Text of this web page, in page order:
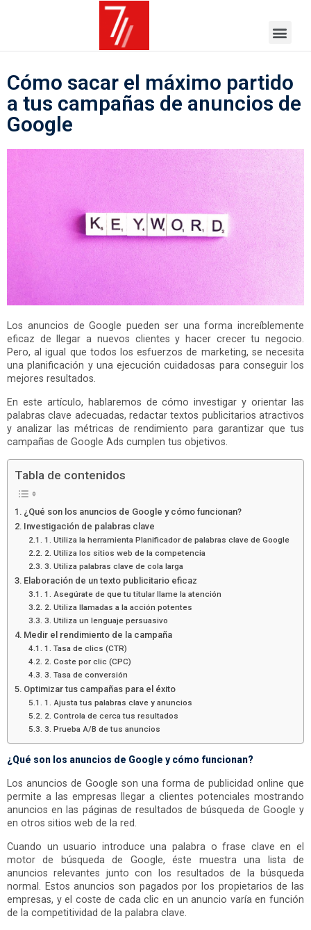
Cómo sacar el máximo partido
a tus campañas de anuncios de
Google
Los anuncios de Google pueden ser una forma increíblemente
eficaz de llegar a nuevos clientes y hacer crecer tu negocio.
Pero, al igual que todos los esfuerzos de marketing, se necesita
una planificación y una ejecución cuidadosas para conseguir los
mejores resultados.
En este artículo, hablaremos de cómo investigar y orientar las
palabras clave adecuadas, redactar textos publicitarios atractivos
y analizar las métricas de rendimiento para garantizar que tus
campañas de Google Ads cumplen tus objetivos.
Tabla de contenidos
¿Qué son los anuncios de Google y cómo funcionan?
Investigación de palabras clave
1. Utiliza la herramienta Planificador de palabras clave de Google
2. Utiliza los sitios web de la competencia
3. Utiliza palabras clave de cola larga
Elaboración de un texto publicitario eficaz
1. Asegúrate de que tu titular llame la atención
2. Utiliza llamadas a la acción potentes
3. Utiliza un lenguaje persuasivo
Medir el rendimiento de la campaña
1. Tasa de clics (CTR)
2. Coste por clic (CPC)
3. Tasa de conversión
Optimizar tus campañas para el éxito
1. Ajusta tus palabras clave y anuncios
2. Controla de cerca tus resultados
3. Prueba A/B de tus anuncios
¿Qué son los anuncios de Google y cómo funcionan?
Los anuncios de Google son una forma de publicidad online que
permite a las empresas llegar a clientes potenciales mostrando
anuncios en las páginas de resultados de búsqueda de Google y
en otros sitios web de la red.
Cuando un usuario introduce una palabra o frase clave en el
motor de búsqueda de Google, éste muestra una lista de
anuncios relevantes junto con los resultados de la búsqueda
normal. Estos anuncios son pagados por los propietarios de las
empresas, y el coste de cada clic en un anuncio varía en función
de la competitividad de la palabra clave.